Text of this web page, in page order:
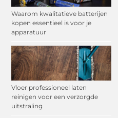
Waarom kwalitatieve batterijen
kopen essentieel is voor je
apparatuur
Vloer professioneel laten
reinigen voor een verzorgde
uitstraling